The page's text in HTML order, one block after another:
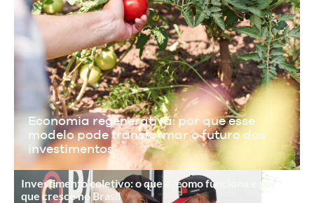
Economia regenerativa: por que esse
modelo pode transformar o futuro dos
investimentos
Investimento coletivo: o que é, como funciona e por
que cresce no Brasil